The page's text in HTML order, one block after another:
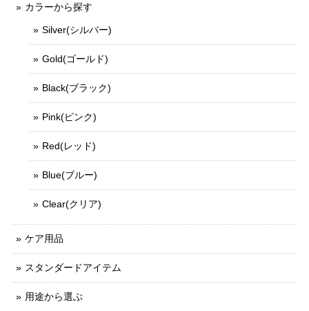
カラーから探す
Silver(シルバー)
Gold(ゴールド)
Black(ブラック)
Pink(ピンク)
Red(レッド)
Blue(ブルー)
Clear(クリア)
ケア用品
スタンダードアイテム
用途から選ぶ